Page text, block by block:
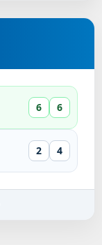
6 6
2 4